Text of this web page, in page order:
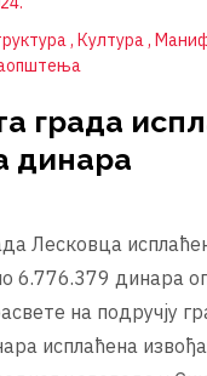
Култура
града
динара
Лесковца
6.776.379 динара
на подручју
исплаћена